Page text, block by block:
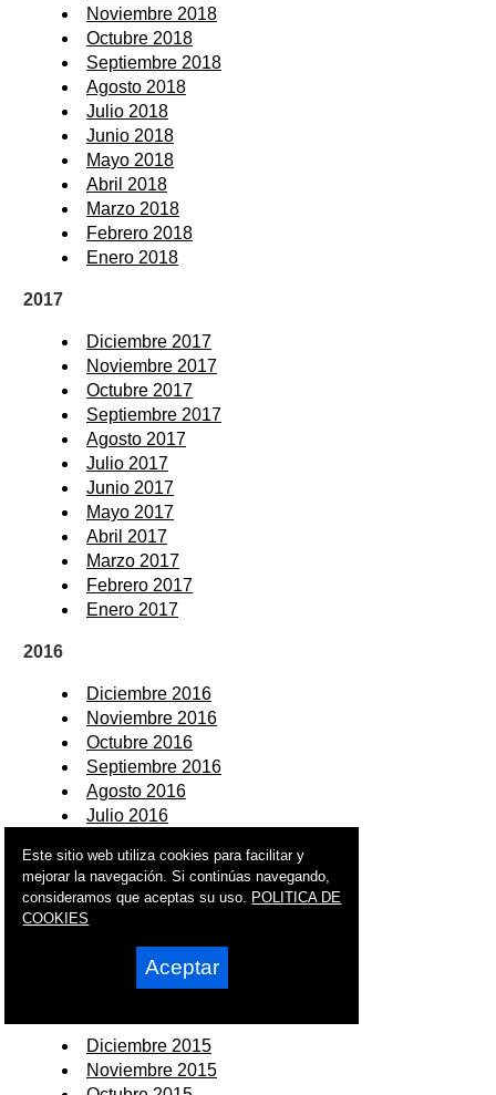
Noviembre 2018
Octubre 2018
Septiembre 2018
Agosto 2018
Julio 2018
Junio 2018
Mayo 2018
Abril 2018
Marzo 2018
Febrero 2018
Enero 2018
2017
Diciembre 2017
Noviembre 2017
Octubre 2017
Septiembre 2017
Agosto 2017
Julio 2017
Junio 2017
Mayo 2017
Abril 2017
Marzo 2017
Febrero 2017
Enero 2017
2016
Diciembre 2016
Noviembre 2016
Octubre 2016
Septiembre 2016
Agosto 2016
Julio 2016
Mayo 2016
Abril 2016
Marzo 2016
Enero 2016
Diciembre 2015
Noviembre 2015
Este sitio web utiliza cookies para facilitar y
mejorar la navegación. Si continúas navegando,
consideramos que aceptas su uso. POLITICA DE
COOKIES
Aceptar